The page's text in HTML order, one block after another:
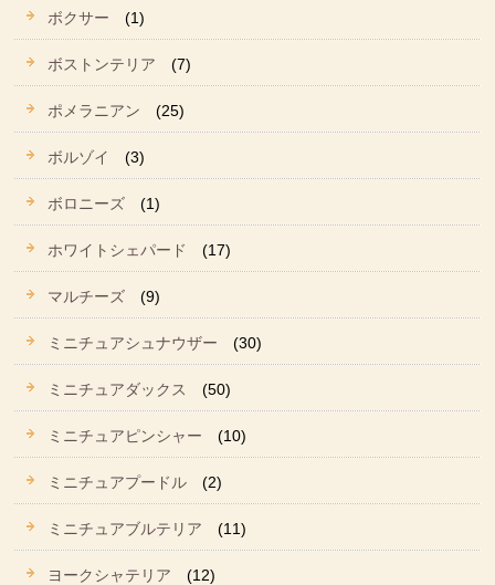
ボクサー (1)
ボストンテリア (7)
ポメラニアン (25)
ボルゾイ (3)
ボロニーズ (1)
ホワイトシェパード (17)
マルチーズ (9)
ミニチュアシュナウザー (30)
ミニチュアダックス (50)
ミニチュアピンシャー (10)
ミニチュアプードル (2)
ミニチュアブルテリア (11)
ヨークシャテリア (12)